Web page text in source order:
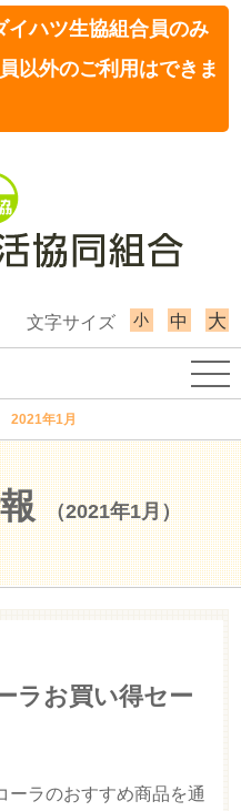
イハツ生協組合員のみ
以外のご利用はできま
文字サイズ 小 中 大
2021年1月
（2021年1月）
ラお買い得セー
ーラのおすすめ商品を通